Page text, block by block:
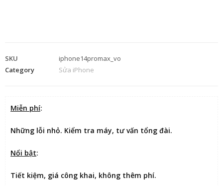
SKU
iphone14promax_vo
Category
Sửa iPhone
Miễn phí:
Những lỗi nhỏ. Kiểm tra máy, tư vấn tổng đài.
Nổi bật:
Tiết kiệm, giá công khai, không thêm phí.